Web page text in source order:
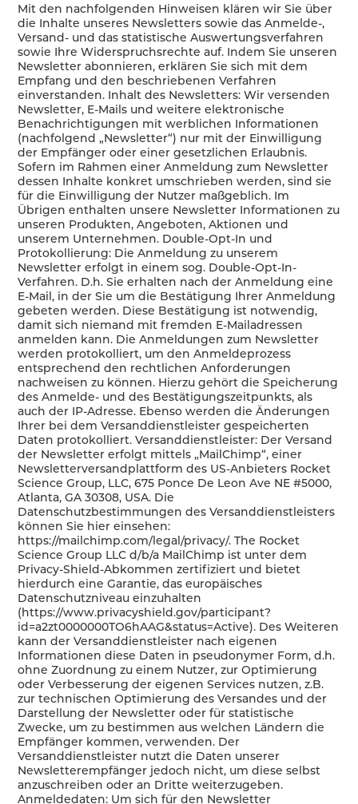
Mit den nachfolgenden Hinweisen klären wir Sie über
die Inhalte unseres Newsletters sowie das Anmelde-,
Versand- und das statistische Auswertungsverfahren
sowie Ihre Widerspruchsrechte auf. Indem Sie unseren
Newsletter abonnieren, erklären Sie sich mit dem
Empfang und den beschriebenen Verfahren
einverstanden. Inhalt des Newsletters: Wir versenden
Newsletter, E-Mails und weitere elektronische
Benachrichtigungen mit werblichen Informationen
(nachfolgend „Newsletter“) nur mit der Einwilligung
der Empfänger oder einer gesetzlichen Erlaubnis.
Sofern im Rahmen einer Anmeldung zum Newsletter
dessen Inhalte konkret umschrieben werden, sind sie
für die Einwilligung der Nutzer maßgeblich. Im
Übrigen enthalten unsere Newsletter Informationen zu
unseren Produkten, Angeboten, Aktionen und
unserem Unternehmen. Double-Opt-In und
Protokollierung: Die Anmeldung zu unserem
Newsletter erfolgt in einem sog. Double-Opt-In-
Verfahren. D.h. Sie erhalten nach der Anmeldung eine
E-Mail, in der Sie um die Bestätigung Ihrer Anmeldung
gebeten werden. Diese Bestätigung ist notwendig,
damit sich niemand mit fremden E-Mailadressen
anmelden kann. Die Anmeldungen zum Newsletter
werden protokolliert, um den Anmeldeprozess
entsprechend den rechtlichen Anforderungen
nachweisen zu können. Hierzu gehört die Speicherung
des Anmelde- und des Bestätigungszeitpunkts, als
auch der IP-Adresse. Ebenso werden die Änderungen
Ihrer bei dem Versanddienstleister gespeicherten
Daten protokolliert. Versanddienstleister: Der Versand
der Newsletter erfolgt mittels „MailChimp“, einer
Newsletterversandplattform des US-Anbieters Rocket
Science Group, LLC, 675 Ponce De Leon Ave NE #5000,
Atlanta, GA 30308, USA. Die
Datenschutzbestimmungen des Versanddienstleisters
können Sie hier einsehen:
https://mailchimp.com/legal/privacy/. The Rocket
Science Group LLC d/b/a MailChimp ist unter dem
Privacy-Shield-Abkommen zertifiziert und bietet
hierdurch eine Garantie, das europäisches
Datenschutzniveau einzuhalten
(https://www.privacyshield.gov/participant?
id=a2zt0000000TO6hAAG&status=Active). Des Weiteren
kann der Versanddienstleister nach eigenen
Informationen diese Daten in pseudonymer Form, d.h.
ohne Zuordnung zu einem Nutzer, zur Optimierung
oder Verbesserung der eigenen Services nutzen, z.B.
zur technischen Optimierung des Versandes und der
Darstellung der Newsletter oder für statistische
Zwecke, um zu bestimmen aus welchen Ländern die
Empfänger kommen, verwenden. Der
Versanddienstleister nutzt die Daten unserer
Newsletterempfänger jedoch nicht, um diese selbst
anzuschreiben oder an Dritte weiterzugeben.
Anmeldedaten: Um sich für den Newsletter